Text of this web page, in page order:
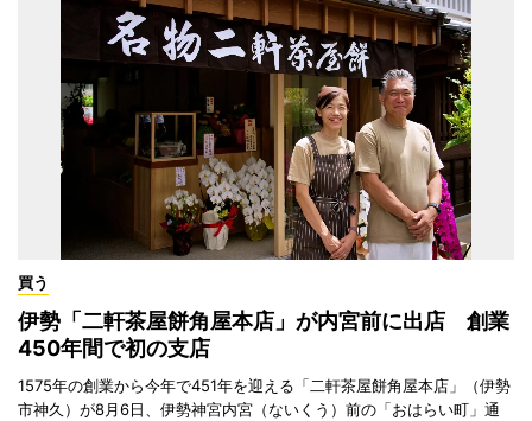
買う
伊勢「二軒茶屋餅角屋本店」が内宮前に出店 創業
450年間で初の支店
1575年の創業から今年で451年を迎える「二軒茶屋餅角屋本店」（伊勢
市神久）が8月6日、伊勢神宮内宮（ないくう）前の「おはらい町」通